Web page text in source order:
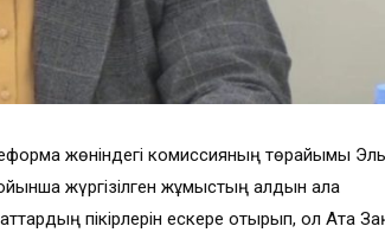
жөніндегі комиссияның төрайымы
жүргізілген жұмыстың алдын ала
пікірлерін ескере отырып, ол Ата